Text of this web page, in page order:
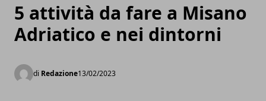
5 attività da fare a Misano
Adriatico e nei dintorni
di Redazione13/02/2023